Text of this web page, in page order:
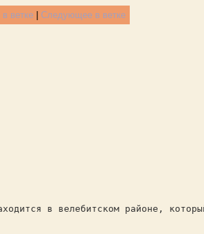
ветке| Следующее в ветке
в велебитском районе,